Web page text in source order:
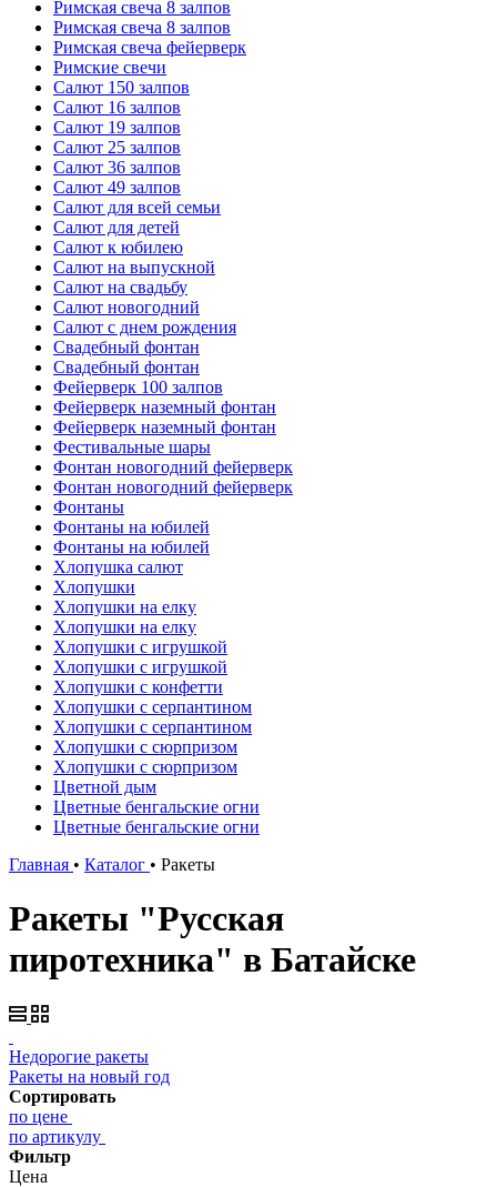
Римская свеча 8 залпов
Римская свеча 8 залпов
Римская свеча фейерверк
Римские свечи
Салют 150 залпов
Салют 16 залпов
Салют 19 залпов
Салют 25 залпов
Салют 36 залпов
Салют 49 залпов
Салют для всей семьи
Салют для детей
Салют к юбилею
Салют на выпускной
Салют на свадьбу
Салют новогодний
Салют с днем рождения
Свадебный фонтан
Свадебный фонтан
Фейерверк 100 залпов
Фейерверк наземный фонтан
Фейерверк наземный фонтан
Фестивальные шары
Фонтан новогодний фейерверк
Фонтан новогодний фейерверк
Фонтаны
Фонтаны на юбилей
Фонтаны на юбилей
Хлопушка салют
Хлопушки
Хлопушки на елку
Хлопушки на елку
Хлопушки с игрушкой
Хлопушки с игрушкой
Хлопушки с конфетти
Хлопушки с серпантином
Хлопушки с серпантином
Хлопушки с сюрпризом
Хлопушки с сюрпризом
Цветной дым
Цветные бенгальские огни
Цветные бенгальские огни
Главная • Каталог • Ракеты
Ракеты "Русская
пиротехника" в Батайске
Недорогие ракеты
Ракеты на новый год
Сортировать
по цене
по артикулу
Фильтр
Цена